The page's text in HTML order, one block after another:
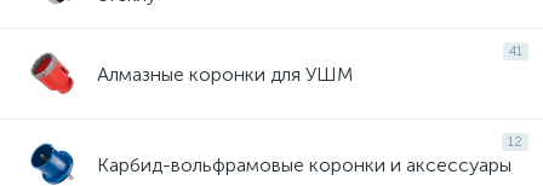
41
Алмазные коронки для УШМ
12
Карбид-вольфрамовые коронки и аксессуары